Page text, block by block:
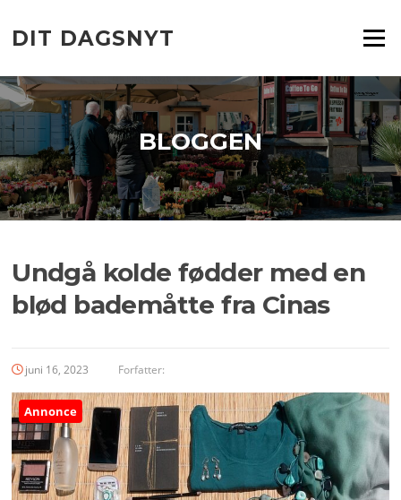
indhold
DIT DAGSNYT Menu
BLOGGEN
Undgå kolde fødder med en
blød bademåtte fra Cinas
juni 16, 2023 Forfatter:
Annonce